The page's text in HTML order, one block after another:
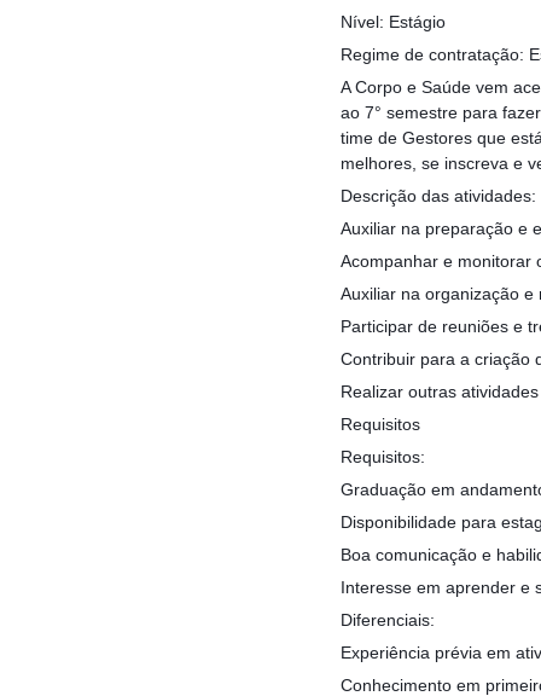
Nível: Estágio
Regime de contratação:
A Corpo e Saúde vem
ao 7° semestre para
time de Gestores que
melhores, se inscreva e
Descrição das atividades:
Auxiliar na preparação e
Acompanhar e monitorar
Auxiliar na organização
Participar de reuniões e
Contribuir para a criação
Realizar outras
Requisitos
Requisitos:
Graduação em
Disponibilidade para
Boa comunicação e
Interesse em aprender e
Diferenciais:
Experiência prévia em
Conhecimento em